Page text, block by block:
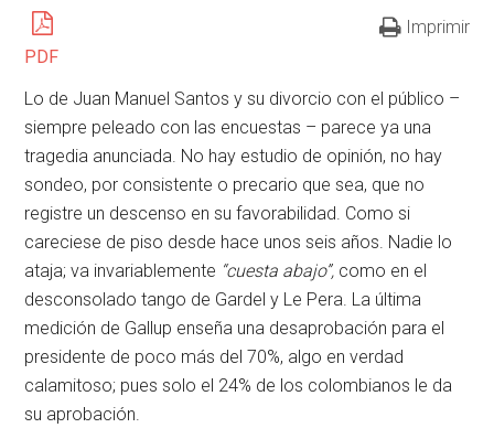
PDF
Imprimir
Lo de Juan Manuel Santos y su divorcio con el público –
siempre peleado con las encuestas – parece ya una
tragedia anunciada. No hay estudio de opinión, no hay
sondeo, por consistente o precario que sea, que no
registre un descenso en su favorabilidad. Como si
careciese de piso desde hace unos seis años. Nadie lo
ataja; va invariablemente “cuesta abajo”, como en el
desconsolado tango de Gardel y Le Pera. La última
medición de Gallup enseña una desaprobación para el
presidente de poco más del 70%, algo en verdad
calamitoso; pues solo el 24% de los colombianos le da
su aprobación.